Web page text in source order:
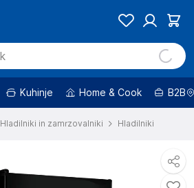
Kuhinje Home & Cook B2B
Hladilniki in zamrzovalniki Hladilniki